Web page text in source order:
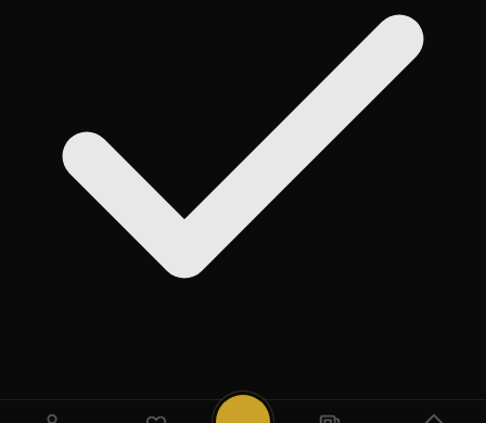
Add ضربه بزنید